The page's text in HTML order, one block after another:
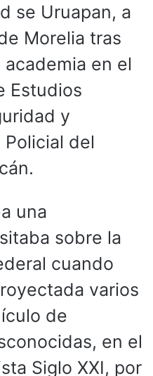
se Uruapan, a
Morelia tras
en el
Estudios
y
del
una
sobre la
cuando
varios
de
en el
Siglo XXI, por